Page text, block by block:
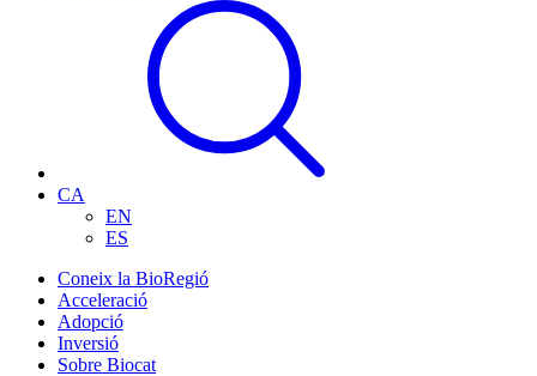
CA
EN
ES
Coneix la BioRegió
Acceleració
Adopció
Inversió
Sobre Biocat